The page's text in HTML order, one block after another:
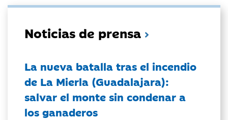
Noticias de prensa
La nueva batalla tras el incendio
de La Mierla (Guadalajara):
salvar el monte sin condenar a
los ganaderos